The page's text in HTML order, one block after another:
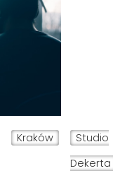
Kraków
Studio
Dekerta